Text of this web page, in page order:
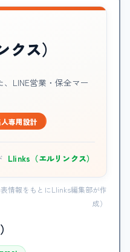
ス）
LINE営業・保全マー
専用設計
Llinks（エルリンクス）
情報をもとにLlinks編集部が作
成）